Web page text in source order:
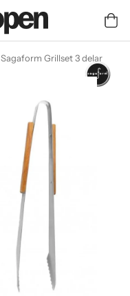
Sagaform Grillset 3 delar